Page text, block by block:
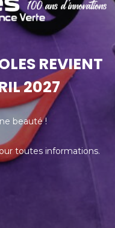
REVIENT
2027
beauté !
toutes informations.